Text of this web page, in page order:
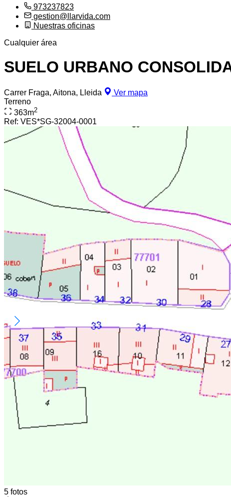
973237823
gestion@llarvida.com
Nuestras oficinas
Cualquier área
SUELO URBANO
Carrer Fraga, Aitona, Lleida
Ver mapa
Terreno
363m2
Ref: VES*SG-32004-0001
5 fotos